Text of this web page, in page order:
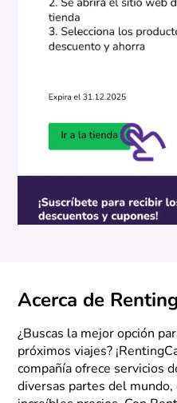
Acerca de
¿Buscas la mejor opción
próximos viajes?
compañía ofrece servicios
diversas partes del mundo,